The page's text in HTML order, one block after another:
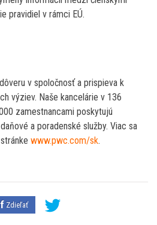
pravidiel v rámci EÚ.
v spoločnosť a prispieva k
výziev. Naše kancelárie v 136
zamestnancami poskytujú
a poradenské služby. Viac sa
www.pwc.com/sk.
Zdieľať